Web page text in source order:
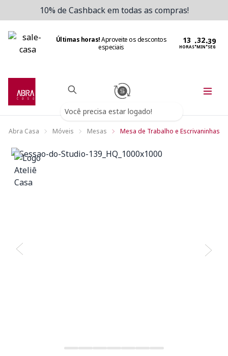
10% de Cashback em todas as compras!
Últimas horas!Aproveite os descontos
especiais
HORAS:MIN:SEG
Você precisa estar logado!
Abra Casa Móveis Mesas Mesa de Trabalho e Escrivaninhas